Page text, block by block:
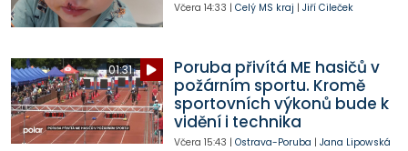
Včera 14:33 | Celý MS kraj | Jiří Cileček
01:31
Poruba přivítá ME hasičů v
požárním sportu. Kromě
sportovních výkonů bude k
vidění i technika
Včera 15:43 | Ostrava-Poruba | Jana Lipowská